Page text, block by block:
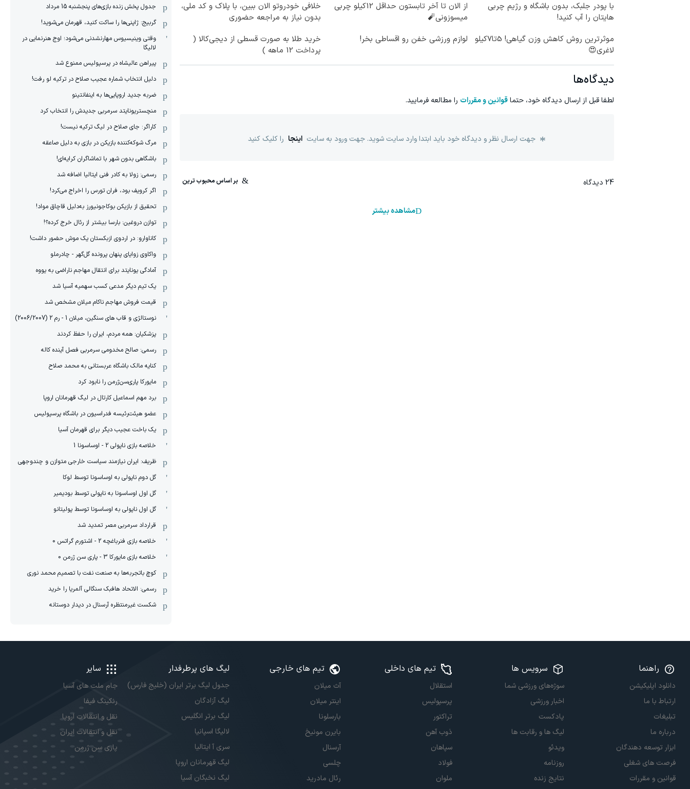
با پودر جلبک، بدون باشگاه و رژیم چربی
هایتان را آب کنید!
از الان تا آخر تابستون حداقل 12کیلو چربی
میسوزونی🧨
خلافی خودروتو الان ببین، با پلاک و کد ملی،
بدون نیاز به مراجعه حضوری
موثرترین روش کاهش وزن گیاهی! 5تا۷کیلو
لاغری😍
لوازم ورزشی خفن رو اقساطی بخر!
خرید طلا به صورت قسطی از دیجی‌کالا (
پرداخت 12 ماهه )
دیدگاه‌ها
لطفا قبل از ارسال دیدگاه خود، حتماقوانین و مقررات را مطالعه فرمایید.
جهت ارسال نظر و دیدگاه خود باید ابتدا وارد سایت شوید. جهت ورود به سایت اینجا را کلیک کنید
24 دیدگاه
مشاهده بیشتر
جدول پخش زنده بازی‌های پنجشنبه 15 مرداد
گربیج: ژاپنی‌ها را ساکت کنید، قهرمان می‌شوید!
وقتی وینیسیوس مهارنشدنی می‌شود؛ اوج هنرنمایی در
لالیگا
پیراهن عالیشاه در پرسپولیس ممنوع شد
دلیل انتخاب شماره عجیب صلاح در ترکیه لو رفت!
ضربه جدید اروپایی‌ها به اینفانتینو
منچستریونایتد سرمربی جدیدش را انتخاب کرد
کاراگر: جای صلاح در لیگ ترکیه نیست!
مرگ شوکه‌کننده بازیکن در بازی به دلیل صاعقه
باشگاهی بدون شهر با تماشاگران کرایه‌ای!
رسمی: زولا به کادر فنی ایتالیا اضافه شد
اگر کرویف بود، فران تورس را اخراج می‌کرد!
تحقیق از بازیکن بوکاجونیورز به‌دلیل قاچاق مواد!
توازن دروغین: بارسا بیشتر از رئال خرج کرده؟!
کاناوارو: در اردوی ازبکستان یک موش حضور داشت!
واکاوی زوایای پنهان پرونده گل‌گهر - چادرملو
آمادگی یونایتد برای انتقال مهاجم ناراضی به یووه
یک تیم دیگر مدعی کسب سهمیه آسیا شد
قیمت فروش مهاجم ناکام میلان مشخص شد
نوستالژی و قاب های سنگین، میلان 1 - رم 2 (2006/2007)
پزشکیان: همه مردم، ایران را حفظ کردند
رسمی: صالح مخدومی سرمربی فصل آینده کاله
کنایه مالک باشگاه عربستانی به محمد صلاح
مایورکا پاری‌سن‌ژرمن را نابود کرد
برد مهم اسماعیل کارتال در لیگ قهرمانان اروپا
عضو هیئت‌رئیسه فدراسیون در باشگاه پرسپولیس
یک باخت عجیب دیگر برای قهرمان آسیا
خلاصه بازی ناپولی 2 - اوساسونا 1
ظریف: ایران نیازمند سیاست خارجی متوازن و چندوجهی
گل دوم ناپولی به اوساسونا توسط لوکا
گل اول اوساسونا به ناپولی توسط بودیمیر
گل اول ناپولی به اوساسونا توسط پولیتانو
قرارداد سرمربی مصر تمدید شد
خلاصه بازی فنرباغچه 2 - اشتورم گراتس 0
خلاصه بازی مایورکا 3 - پاری سن ژرمن 0
کوچ باتجربه‌ها به صنعت نفت با تصمیم محمد نوری
رسمی: الاتحاد هافبک سنگالی آلمریا را خرید
شکست غیرمنتظره آرسنال در دیدار دوستانه
راهنما
دانلود اپلیکیشن
ارتباط با ما
تبلیغات
درباره ما
ابزار توسعه دهندگان
فرصت های شغلی
قوانین و مقررات
سرویس ها
سوژه‌های ورزشی شما
اخبار ورزشی
پادکست
لیگ ها و رقابت ها
ویدئو
روزنامه
نتایج زنده
تیم های داخلی
استقلال
پرسپولیس
تراکتور
ذوب آهن
سپاهان
فولاد
ملوان
تیم های خارجی
آث میلان
اینتر میلان
بارسلونا
بایرن مونیخ
آرسنال
چلسی
رئال مادرید
لیگ های پرطرفدار
جدول لیگ برتر ایران (خلیج فارس)
لیگ آزادگان
لیگ برتر انگلیس
لالیگا اسپانیا
سری آ ایتالیا
لیگ قهرمانان اروپا
لیگ نخبگان آسیا
سایر
جام ملت های آسیا
رنکینگ فیفا
نقل و انتقالات اروپا
نقل و انتقالات ایران
پاری سن ژرمن